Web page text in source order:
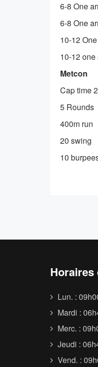
6-8 One
6-8 One
10-12
10-12
Metcon
Cap time
5 Rounds
400m run
20 swing
10
Horaires
Lun. :
Mardi :
Merc. :
Jeudi :
Vend. :